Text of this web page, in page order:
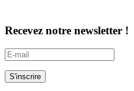
Recevez notre newsletter !